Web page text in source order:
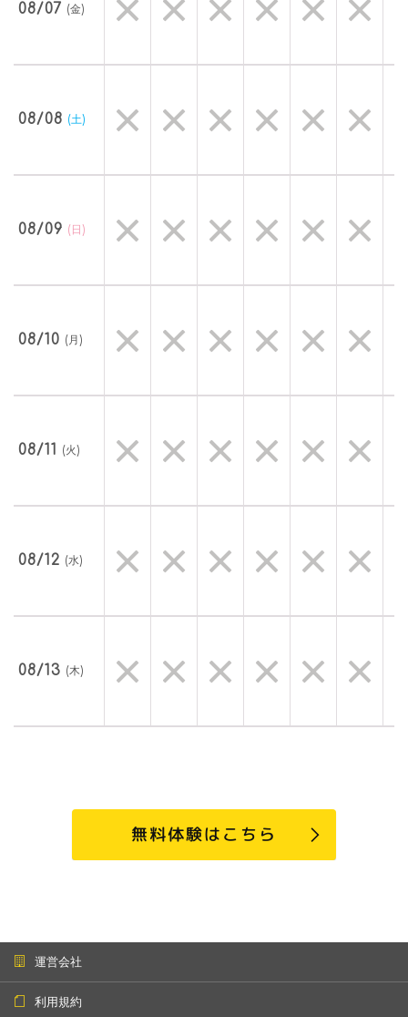
08/07 (金)
08/08 (土)
08/09 (日)
08/10 (月)
08/11 (火)
08/12 (水)
08/13 (木)
無料体験はこちら
運営会社
利用規約